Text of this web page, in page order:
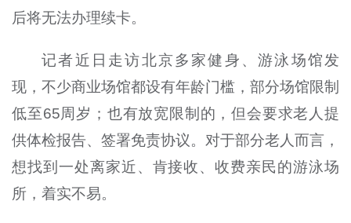
后将无法办理续卡。
记者近日走访北京多家健身、游泳场馆发
现，不少商业场馆都设有年龄门槛，部分场馆限制
低至65周岁；也有放宽限制的，但会要求老人提
供体检报告、签署免责协议。对于部分老人而言，
想找到一处离家近、肯接收、收费亲民的游泳场
所，着实不易。